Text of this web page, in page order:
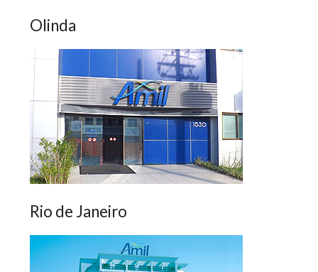
Olinda
Rio de Janeiro